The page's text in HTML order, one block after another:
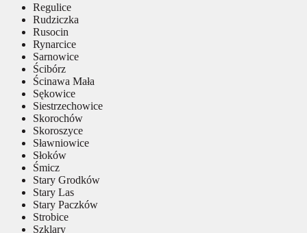
Regulice
Rudziczka
Rusocin
Rynarcice
Sarnowice
Ścibórz
Ścinawa Mała
Sękowice
Siestrzechowice
Skorochów
Skoroszyce
Sławniowice
Słoków
Śmicz
Stary Grodków
Stary Las
Stary Paczków
Strobice
Szklary